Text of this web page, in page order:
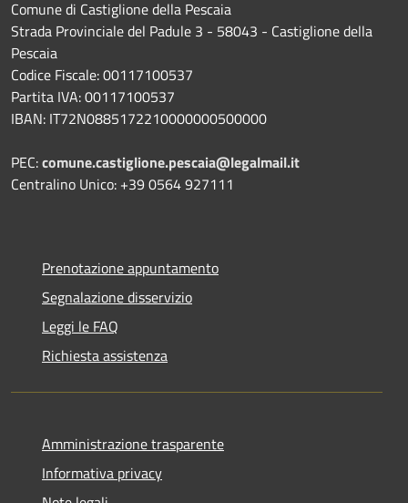
Comune di Castiglione della Pescaia
Strada Provinciale del Padule 3 - 58043 - Castiglione della
Pescaia
Codice Fiscale: 00117100537
Partita IVA: 00117100537
IBAN: IT72N0885172210000000500000
PEC:comune.castiglione.pescaia@legalmail.it
Centralino Unico: +39 0564 927111
Prenotazione appuntamento
Segnalazione disservizio
Leggi le FAQ
Richiesta assistenza
Amministrazione trasparente
Informativa privacy